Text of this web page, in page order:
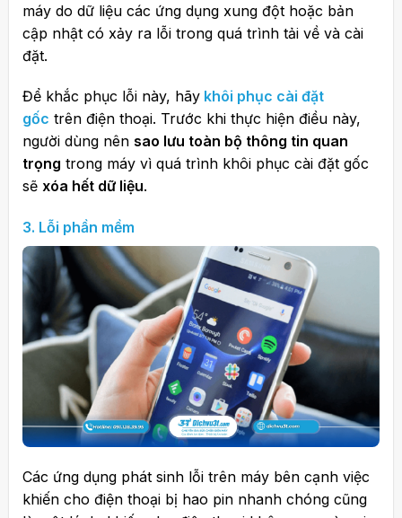
máy do dữ liệu các ứng dụng xung đột hoặc bản
cập nhật có xảy ra lỗi trong quá trình tải về và cài
đặt.
Để khắc phục lỗi này, hãy khôi phục cài đặt
gốc trên điện thoại. Trước khi thực hiện điều này,
người dùng nên sao lưu toàn bộ thông tin quan
trọng trong máy vì quá trình khôi phục cài đặt gốc
sẽ xóa hết dữ liệu.
3. Lỗi phần mềm
Các ứng dụng phát sinh lỗi trên máy bên cạnh việc
khiến cho điện thoại bị hao pin nhanh chóng cũng